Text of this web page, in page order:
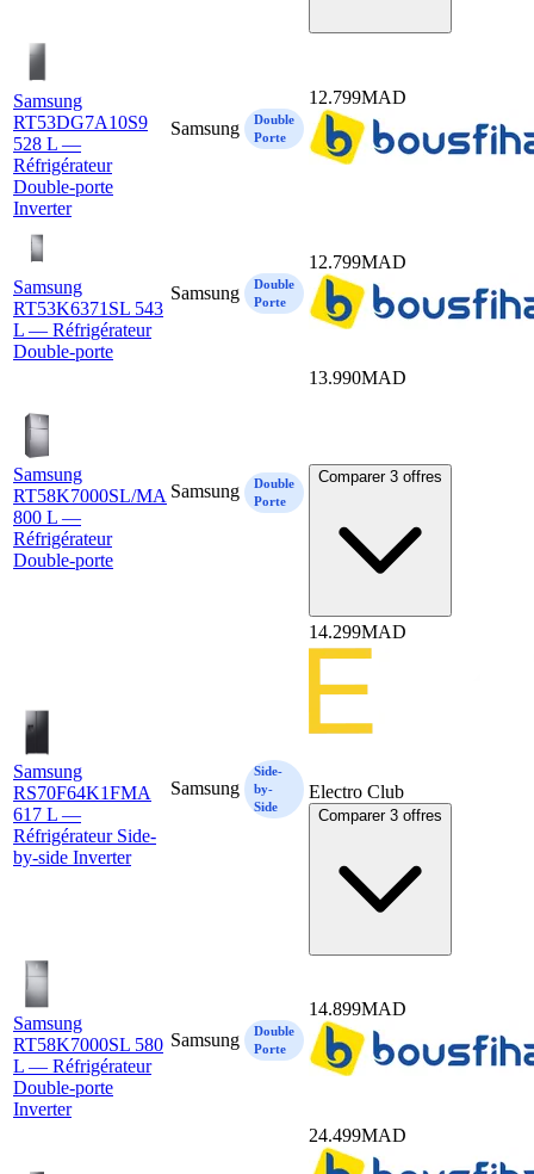
Samsung
RT53DG7A10S9
528 L —
Réfrigérateur
Double-porte
Inverter
Samsung
Double
Porte
12.799MAD
Samsung
RT53K6371SL 543
L — Réfrigérateur
Double-porte
Samsung
Double
Porte
12.799MAD
Samsung
RT58K7000SL/MA
800 L —
Réfrigérateur
Double-porte
Samsung
Double
Porte
13.990MAD
Comparer 3 offres
Samsung
RS70F64K1FMA
617 L —
Réfrigérateur Side-
by-side Inverter
Samsung
Side-
by-
Side
14.299MAD
Electro Club
Comparer 3 offres
Samsung
RT58K7000SL 580
L — Réfrigérateur
Double-porte
Inverter
Samsung
Double
Porte
14.899MAD
24.499MAD